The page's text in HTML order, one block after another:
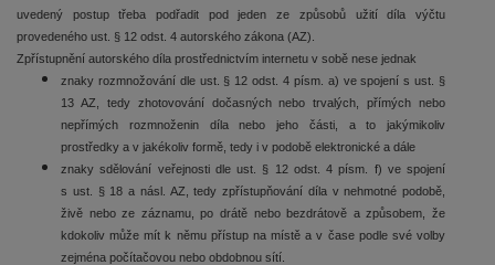
uvedený postup třeba podřadit pod jeden ze způsobů užití díla výčtu
provedeného ust. § 12 odst. 4 autorského zákona (AZ).
Zpřístupnění autorského díla prostřednictvím internetu v sobě nese jednak
znaky rozmnožování dle ust. § 12 odst. 4 písm. a) ve spojení s ust. §
13 AZ, tedy zhotovování dočasných nebo trvalých, přímých nebo
nepřímých rozmnoženin díla nebo jeho části, a to jakýmikoliv
prostředky a v jakékoliv formě, tedy i v podobě elektronické a dále
znaky sdělování veřejnosti dle ust. § 12 odst. 4 písm. f) ve spojení
s ust. § 18 a násl. AZ, tedy zpřístupňování díla v nehmotné podobě,
živě nebo ze záznamu, po drátě nebo bezdrátově a způsobem, že
kdokoliv může mít k němu přístup na místě a v čase podle své volby
zejména počítačovou nebo obdobnou sítí.